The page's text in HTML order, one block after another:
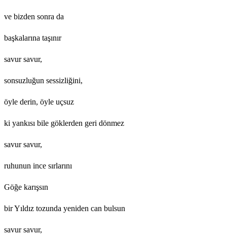
ve bizden sonra da
başkalarına taşınır
savur savur,
sonsuzluğun sessizliğini,
öyle derin, öyle uçsuz
ki yankısı bile göklerden geri dönmez
savur savur,
ruhunun ince sırlarını
Göğe karışsın
bir Yıldız tozunda yeniden can bulsun
savur savur,